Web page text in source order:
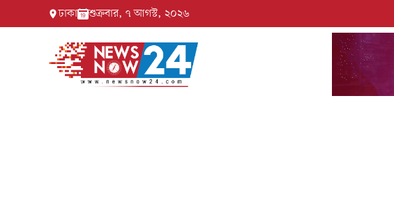
ঢাকা শুক্রবার, ৭ আগস্ট, ২০২৬